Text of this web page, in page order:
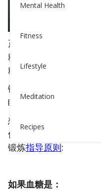
Mental Health
Fitness
Lifestyle
Meditation
Recipes
正如每个糖尿病患者都
糖影响也不同。如果锻
糖通常会飙升，但一小
锻炼是有利于健康的
眠，并且通常可以在之
想知道如何将锻炼和
保持在理想水平吗？这
锻炼指导原则:
如果血糖是：